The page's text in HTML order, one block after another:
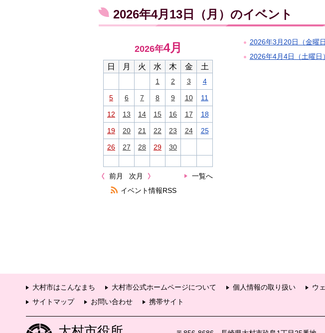
2026年4月13日（月）のイベント
2026年4月
日 月 火 水 木 金 土
1 2 3 4
5 6 7 8 9 10 11
12 13 14 15 16 17 18
19 20 21 22 23 24 25
26 27 28 29 30
前月 一覧へ
次月
イベント情報RSS
2026年3月20日（金曜
2026年4月4日（土曜
大村市はこんなまち 大村市公式ホームページについて 個人情報の取り扱い ウ
サイトマップ
お問い合わせ 携帯サイト